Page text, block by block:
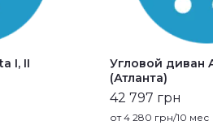
I, II
Угловой диван
(Атланта)
42 797 грн
от4 280 грн/10 мес